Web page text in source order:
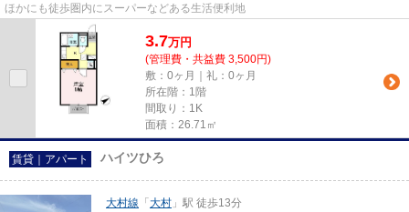
ほかにも徒歩圏内にスーパーなどある生活便利地
3.7万円
(管理費・共益費 3,500円)
敷：0ヶ月｜礼：0ヶ月
所在階：1階
間取り：1K
面積：26.71㎡
賃貸｜アパート ハイツひろ
大村線 「 大村 」駅 徒歩13分